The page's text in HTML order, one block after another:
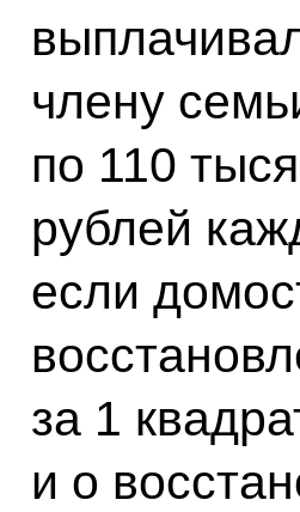
члену
по 110
рублей
если
за 1
и о